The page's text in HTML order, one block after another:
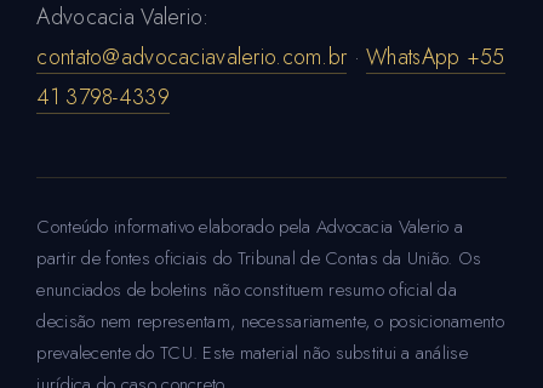
Advocacia Valerio:
contato@advocaciavalerio.com.br ·WhatsApp +55
41 3798-4339
Conteúdo informativo elaborado pela Advocacia Valerio a
partir de fontes oficiais do Tribunal de Contas da União. Os
enunciados de boletins não constituem resumo oficial da
decisão nem representam, necessariamente, o posicionamento
prevalecente do TCU. Este material não substitui a análise